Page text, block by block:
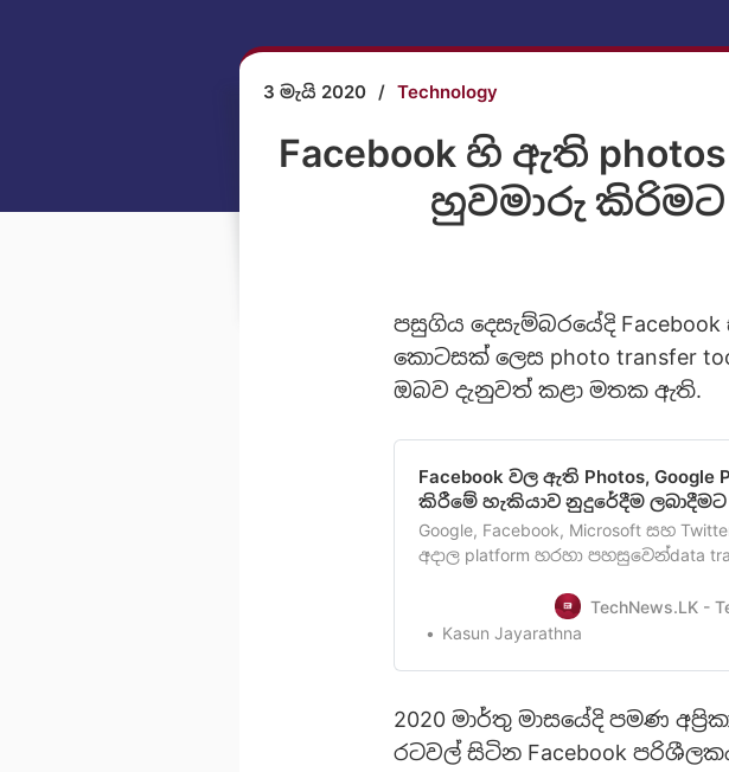
3 මැයි 2020 / Technology
Facebook හි ඇති
හුවමාරු කිරිමට
පසුගිය දෙසැම්බරයේදි
කොටසක් ලෙස photo transfer
ඔබව දැනුවත් කළා මතක ඇති.
Facebook වල ඇති Photos, Google
කිරීමේ හැකියාව නුදුරේදීම
Google, Facebook, Microsoft සහ
අදාල platform හරහා පහසුවෙන්data
Project[https://
2018 වර්ෂයේදී අපි ඔබවදැනුවත් කළා
TechNews.LK -
Kasun Jayarathna
2020 මාර්තු මාසයේදි පමණ
රටවල් සිටින Facebook